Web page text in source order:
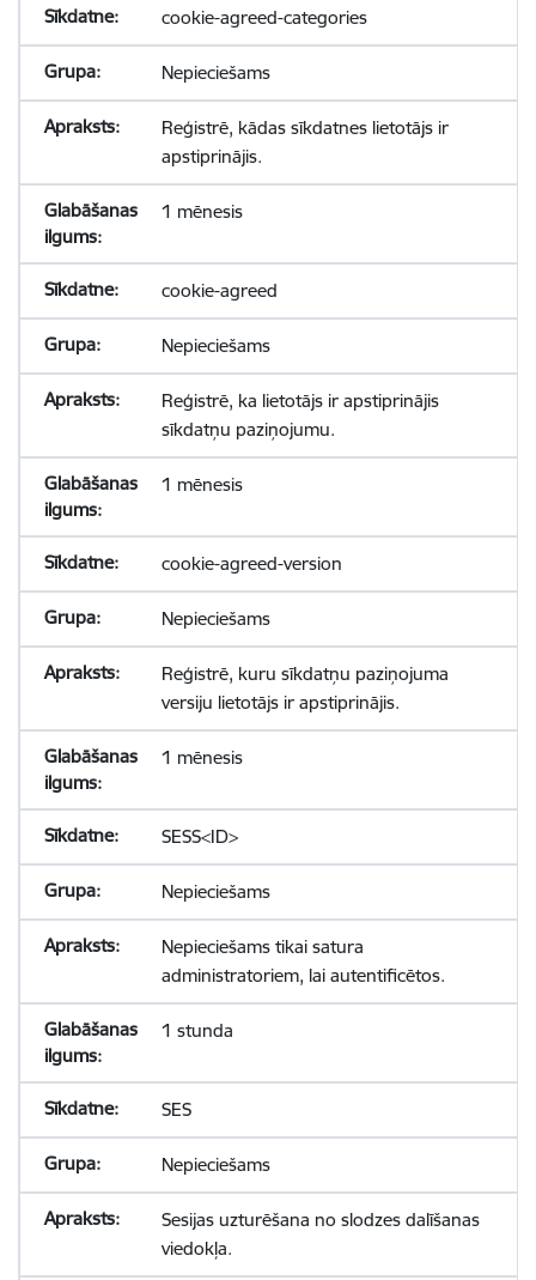
cookie-agreed-categories
Nepieciešams
Reģistrē, kādas sīkdatnes lietotājs ir
apstiprinājis.
1 mēnesis
cookie-agreed
Nepieciešams
Reģistrē, ka lietotājs ir apstiprinājis
sīkdatņu paziņojumu.
1 mēnesis
cookie-agreed-version
Nepieciešams
Reģistrē, kuru sīkdatņu paziņojuma
versiju lietotājs ir apstiprinājis.
1 mēnesis
SESS<ID>
Nepieciešams
Nepieciešams tikai satura
administratoriem, lai autentificētos.
1 stunda
SES
Nepieciešams
Sesijas uzturēšana no slodzes dalīšanas
viedokļa.